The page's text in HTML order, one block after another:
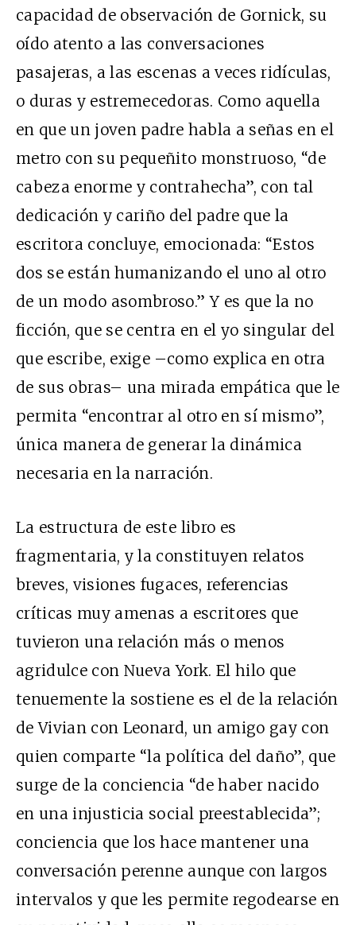
capacidad de observación de Gornick, su
oído atento a las conversaciones
pasajeras, a las escenas a veces ridículas,
o duras y estremecedoras. Como aquella
en que un joven padre habla a señas en el
metro con su pequeñito monstruoso, “de
cabeza enorme y contrahecha”, con tal
dedicación y cariño del padre que la
escritora concluye, emocionada: “Estos
dos se están humanizando el uno al otro
de un modo asombroso.” Y es que la no
ficción, que se centra en el yo singular del
que escribe, exige –como explica en otra
de sus obras– una mirada empática que le
permita “encontrar al otro en sí mismo”,
única manera de generar la dinámica
necesaria en la narración.
La estructura de este libro es
fragmentaria, y la constituyen relatos
breves, visiones fugaces, referencias
críticas muy amenas a escritores que
tuvieron una relación más o menos
agridulce con Nueva York. El hilo que
tenuemente la sostiene es el de la relación
de Vivian con Leonard, un amigo gay con
quien comparte “la política del daño”, que
surge de la conciencia “de haber nacido
en una injusticia social preestablecida”;
conciencia que los hace mantener una
conversación perenne aunque con largos
intervalos y que les permite regodearse en